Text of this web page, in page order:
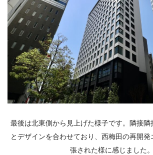
最後は北東側から見上げた様子です。隣接
とデザインを合わせており、西梅田の再開
張された様に感じました。